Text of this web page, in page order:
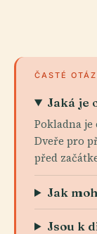
ČASTÉ
Jaká je
Pokladna je
Dveře pro
před
Jak
Jsou k